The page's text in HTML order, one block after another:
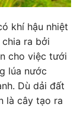
khí hậu nhiệt
ra bởi
cho việc tưới
lúa nước
Dù dải đất
là cây tạo ra